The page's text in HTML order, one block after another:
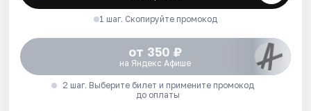
1 шаг. Скопируйте промокод
от 350 ₽
на Яндекс Афише
2 шаг. Выберите билет и примените промокод
до оплаты